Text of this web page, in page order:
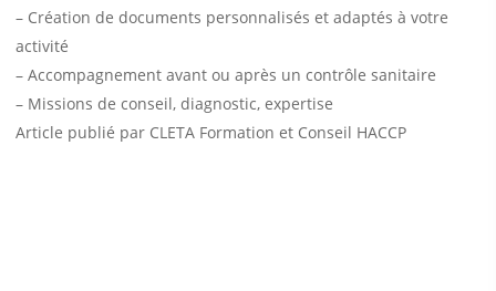
– Création de documents personnalisés et adaptés à votre
activité
– Accompagnement avant ou après un contrôle sanitaire
– Missions de conseil, diagnostic, expertise
Article publié par CLETA Formation et Conseil HACCP